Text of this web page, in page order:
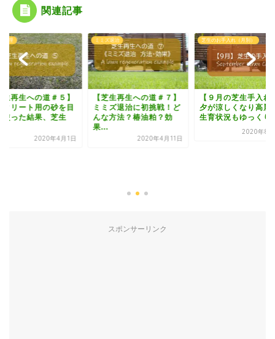
関連記事
管理
生再生への道＃５】
クリート用の砂を目
使った結果、芝生
2020年4月1日
ミミズ退治
【芝生再生への道＃７】
ミミズ退治に初挑戦！ど
んな方法？椿油粕？効
果...
2020年4月11日
芝生のお手入れ（月別）
【９月の芝生手入れ
夕が涼しくなり高麗
生育状況もゆっくり
2020年8
スポンサーリンク